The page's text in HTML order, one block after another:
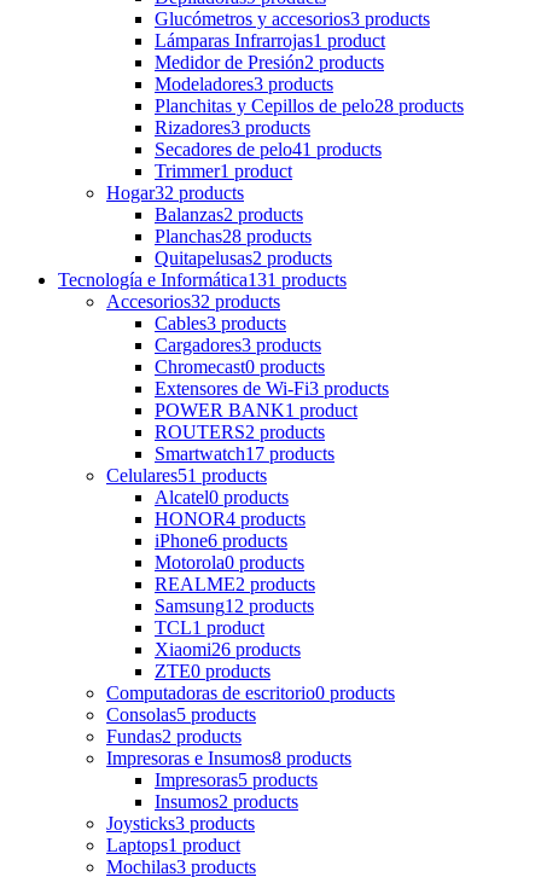
Glucómetros y accesorios3 products
Lámparas Infrarrojas1 product
Medidor de Presión2 products
Modeladores3 products
Planchitas y Cepillos de pelo28 products
Rizadores3 products
Secadores de pelo41 products
Trimmer1 product
Hogar32 products
Balanzas2 products
Planchas28 products
Quitapelusas2 products
Tecnología e Informática131 products
Accesorios32 products
Cables3 products
Cargadores3 products
Chromecast0 products
Extensores de Wi-Fi3 products
POWER BANK1 product
ROUTERS2 products
Smartwatch17 products
Celulares51 products
Alcatel0 products
HONOR4 products
iPhone6 products
Motorola0 products
REALME2 products
Samsung12 products
TCL1 product
Xiaomi26 products
ZTE0 products
Computadoras de escritorio0 products
Consolas5 products
Fundas2 products
Impresoras e Insumos8 products
Impresoras5 products
Insumos2 products
Joysticks3 products
Laptops1 product
Mochilas3 products